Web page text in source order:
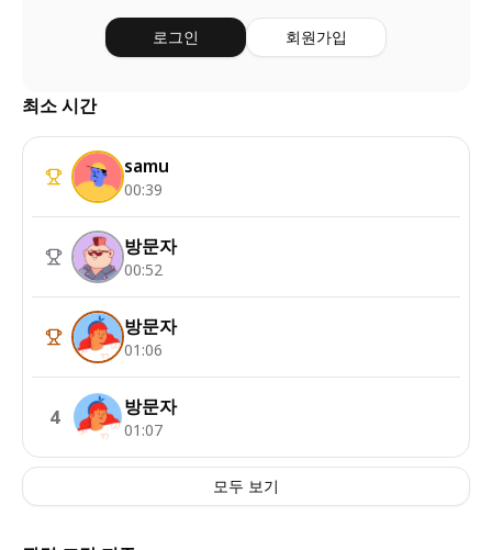
로그인 회원가입
최소 시간
samu
00:39
방문자
00:52
방문자
01:06
4 방문자
01:07
모두 보기